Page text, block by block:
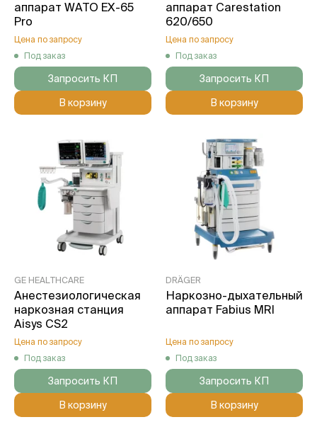
аппарат WATO EX-65
Pro
Цена по запросу
Под заказ
Запросить КП
В корзину
аппарат Carestation
620/650
Цена по запросу
Под заказ
Запросить КП
В корзину
GE HEALTHCARE
Анестезиологическая
наркозная станция
Aisys CS2
Цена по запросу
Под заказ
Запросить КП
В корзину
DRÄGER
Наркозно-дыхательный
аппарат Fabius MRI
Цена по запросу
Под заказ
Запросить КП
В корзину